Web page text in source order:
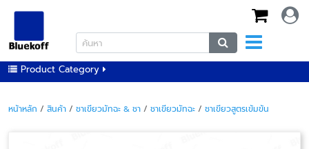
Product Category
หน้าหลัก / สินค้า / ชาเขียวมัทฉะ & ชา / ชาเขียวมัทฉะ / ชาเขียวสูตรเข้มข้น